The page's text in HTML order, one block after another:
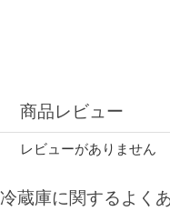
商品レビュー
レビューがありません
冷蔵庫に関するよく